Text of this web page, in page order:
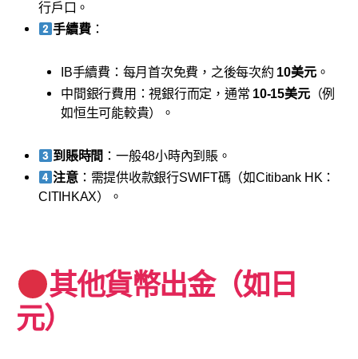
行戶口。
手續費：
IB手續費：每月首次免費，之後每次約 10美元。
中間銀行費用：視銀行而定，通常 10-15美元（例
如恒生可能較貴）。
到賬時間 ：一般48小時內到賬。
注意：需提供收款銀行SWIFT碼（如Citibank HK：
CITIHKAX）。
其他貨幣出金（如日
元）